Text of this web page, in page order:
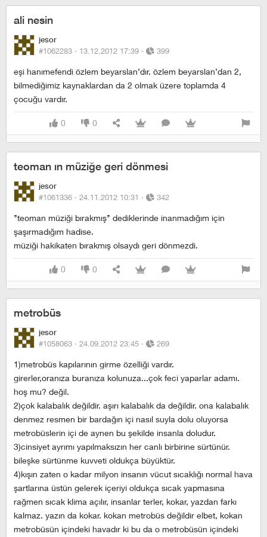
ali nesin
jesor
#1062283 · 13.12.2012 17:39 · 399
eşi hanımefendi özlem beyarslan’dır. özlem beyarslan’dan 2,
bilmediğimiz kaynaklardan da 2 olmak üzere toplamda 4
çocuğu vardır.
0 0
teoman ın müziğe geri dönmesi
jesor
#1061336 · 24.11.2012 10:31 · 342
’’teoman müziği bırakmış’’ dediklerinde inanmadığım için
şaşırmadığım hadise.
müziği hakikaten bırakmış olsaydı geri dönmezdi.
0 0
metrobüs
jesor
#1058063 · 24.09.2012 23:45 · 269
1)metrobüs kapılarının girme özelliği vardır.
girerler,oranıza buranıza kolunuza...çok feci yaparlar adamı.
hoş mu? değil.
2)çok kalabalık değildir. aşırı kalabalık da değildir. ona kalabalık
denmez resmen bir bardağın içi nasıl suyla dolu oluyorsa
metrobüslerin içi de aynen bu şekilde insanla doludur.
3)cinsiyet ayrımı yapılmaksızın her canlı birbirine sürtünür.
bileşke sürtünme kuvveti oldukça büyüktür.
4)kışın zaten o kadar milyon insanın vücut sıcaklığı normal hava
şartlarına üstün gelerek içeriyi oldukça sıcak yapmasına
rağmen sıcak klima açılır, insanlar terler, kokar, yazdan farkı
kalmaz. yazın da kokar. kokan metrobüs değildir elbet, kokan
metrobüsün içindeki havadır ki bu da o metrobüsün içindeki